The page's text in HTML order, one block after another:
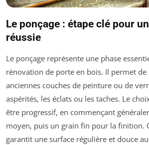
Le ponçage : étape clé pour
réussie
Le ponçage représente une phase
rénovation de porte en bois. Il permet
anciennes couches de peinture ou de
aspérités, les éclats ou les taches. Le
être progressif, en commençant
moyen, puis un grain fin pour la finition.
garantit une surface régulière et douce